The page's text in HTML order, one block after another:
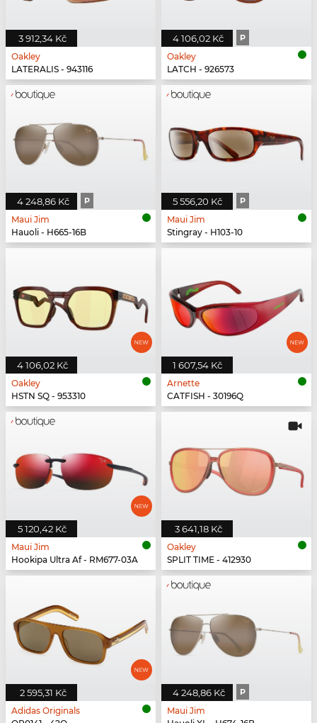
3 912,34 Kč
Oakley
LATERALIS - 943116
4 106,02 Kč P
Oakley
LATCH - 926573
4 248,86 Kč P
Maui Jim
Hauoli - H665-16B
5 556,20 Kč P
Maui Jim
Stingray - H103-10
4 106,02 Kč
Oakley
HSTN SQ - 953310
1 607,54 Kč
Arnette
CATFISH - 30196Q
5 120,42 Kč
Maui Jim
Hookipa Ultra Af - RM677-03A
3 641,18 Kč
Oakley
SPLIT TIME - 412930
2 595,31 Kč
Adidas Originals
4 248,86 Kč P
Maui Jim